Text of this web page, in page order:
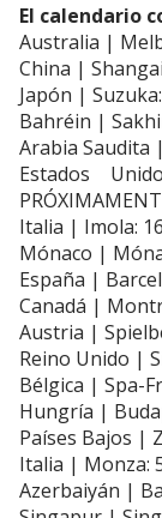
El calendario
Australia |
China |
Japón |
Bahréin |
Arabia Saudita
Estados
Italia | Imola:
Mónaco |
España |
Canadá |
Austria |
Reino Unido |
Bélgica | Spa-
Hungría |
Países Bajos |
Italia | Monza:
Azerbaiyán |